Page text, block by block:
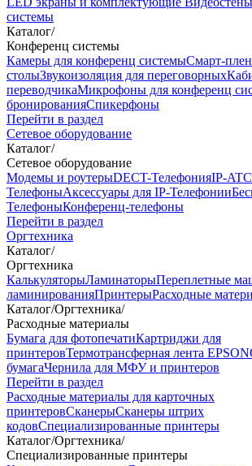
системы
Каталог/
Конференц системы
Камеры для конференц системыCмарт-
столыЗвукоизоляция для переговорных
переводчикаМикрофоны для конференц
бронированияСпикерфоны
Перейти в раздел
Сетевое оборудование
Каталог/
Сетевое оборудование
Модемы и роутерыDECT-ТелефонияIP-ATC
ТелефоныАксессуары для IP-Телефонии
ТелефоныКонференц-телефоны
Перейти в раздел
Оргтехника
Каталог/
Оргтехника
КалькуляторыЛаминаторыПереплетные
ламинированияПринтерыРасходные
Каталог/Оргтехника/
Расходные материалы
Бумага для фотопечатиКартриджи для
принтеровТермотрансферная лента EPSON
бумагаЧернила для МФУ и принтеров
Перейти в раздел
Расходные материалы для карточных
принтеровСканерыСканеры штрих
кодовСпециализированные принтеры
Каталог/Оргтехника/
Специализированные принтеры